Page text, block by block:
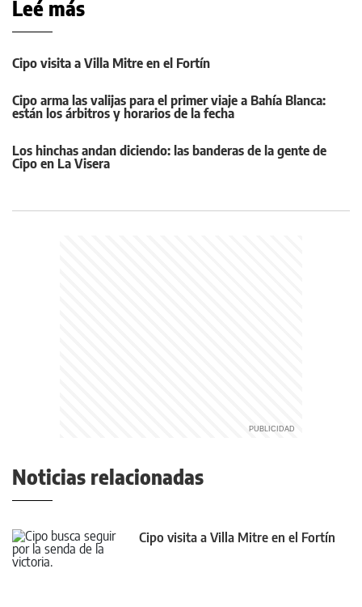
Leé más
Cipo visita a Villa Mitre en el Fortín
Cipo arma las valijas para el primer viaje a Bahía Blanca:
están los árbitros y horarios de la fecha
Los hinchas andan diciendo: las banderas de la gente de
Cipo en La Visera
Noticias relacionadas
Cipo visita a Villa Mitre en el Fortín